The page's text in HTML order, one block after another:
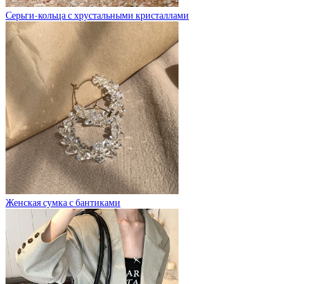
Серьги-кольца с хрустальными кристаллами
Женская сумка с бантиками